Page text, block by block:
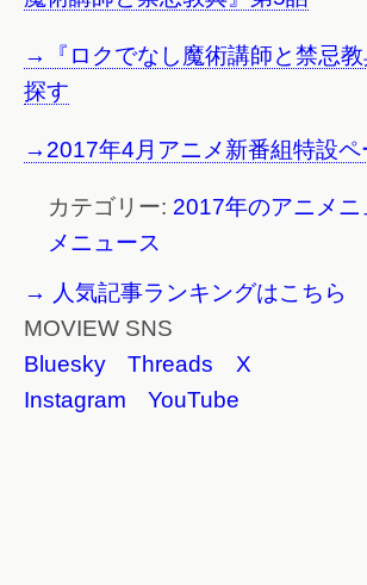
→『ロクでなし魔術講師と禁忌
探す
→2017年4月アニメ新番組特設ペ
カテゴリー: 2017年のアニメニ
メニュース
→ 人気記事ランキングはこちら
MOVIEW SNS
Bluesky
Threads
X
Instagram
YouTube